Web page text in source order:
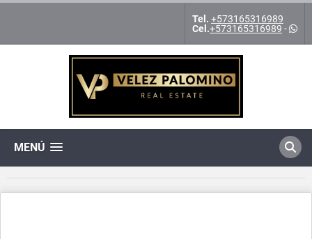
Tel. +573165316989
Cel.+573165316989 -
MENÚ